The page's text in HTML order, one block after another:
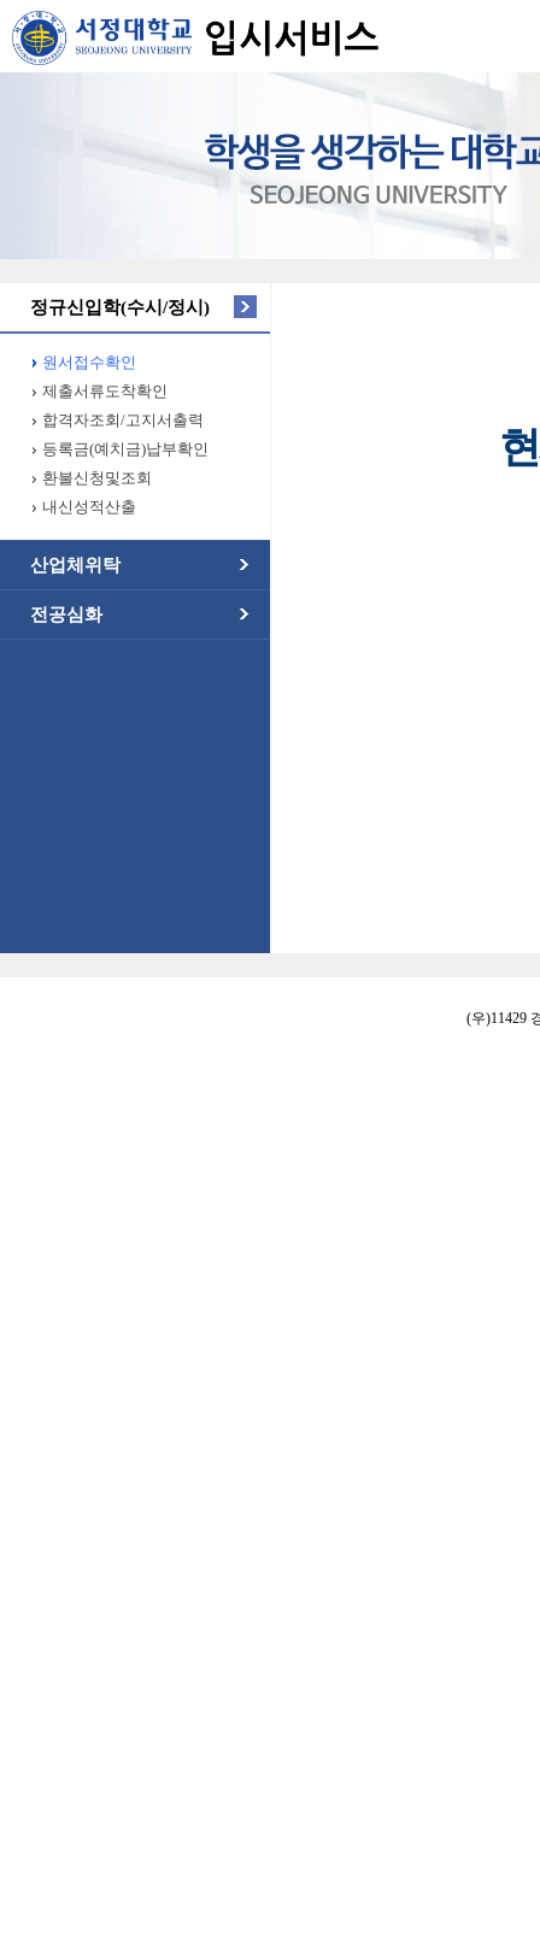
정규신입학(수시/정시)
원서접수확인
제출서류도착확인
합격자조회/고지서출력
등록금(예치금)납부확인
환불신청및조회
내신성적산출
산업체위탁
전공심화
(우)11429